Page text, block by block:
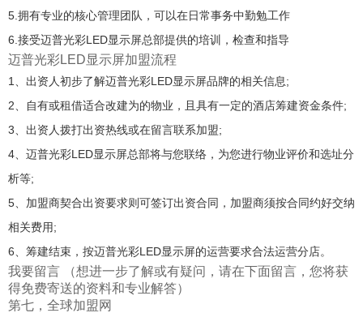
5.拥有专业的核心管理团队，可以在日常事务中勤勉工作
6.接受迈普光彩LED显示屏总部提供的培训，检查和指导
迈普光彩LED显示屏加盟流程
1、出资人初步了解迈普光彩LED显示屏品牌的相关信息;
2、自有或租借适合改建为的物业，且具有一定的酒店筹建资金条件;
3、出资人拨打出资热线或在留言联系加盟;
4、迈普光彩LED显示屏总部将与您联络，为您进行物业评价和选址分
析等;
5、加盟商契合出资要求则可签订出资合同，加盟商须按合同约好交纳
相关费用;
6、筹建结束，按迈普光彩LED显示屏的运营要求合法运营分店。
我要留言
（想进一步了解或有疑问，请在下面留言，您将获
得免费寄送的资料和专业解答）
第七，全球加盟网